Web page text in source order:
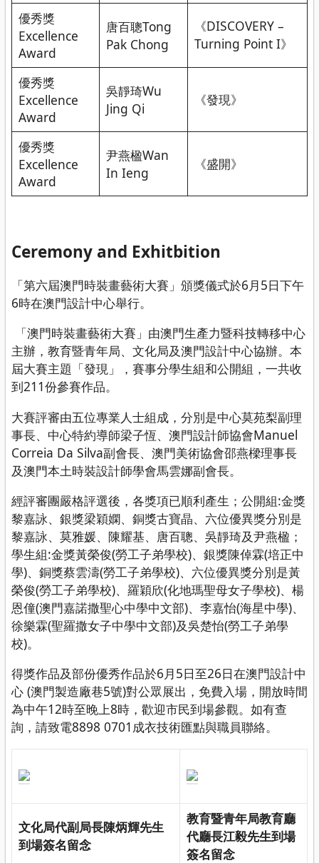
優秀獎
Excellence
Award
唐百聰Tong
Pak Chong
《DISCOVERY –
Turning Point I》
優秀獎
Excellence
Award
吳靜琦Wu
Jing Qi
《發現》
優秀獎
Excellence
Award
尹燕楹Wan
In Ieng
《盛開》
Ceremony and Exhitbition
「第六屆澳門時裝畫藝術大賽」頒獎儀式於6月5日下午
6時在澳門設計中心舉行。
「澳門時裝畫藝術大賽」由澳門生產力暨科技轉移中心
主辦，教育暨青年局、文化局及澳門設計中心協辦。本
屆大賽主題「發現」，賽事分學生組和公開組，一共收
到211份參賽作品。
大賽評審由五位專業人士組成，分別是中心莫苑梨副理
事長、中心特約導師梁子恆、澳門設計師協會Manuel
Correia Da Silva副會長、澳門美術協會邵燕樑理事長
及澳門本土時裝設計師學會馬雲娜副會長。
經評審團嚴格評選後，各獎項已順利產生；公開組:金獎
黎嘉詠、銀獎梁穎嫻、銅獎古寶晶、六位優異獎分別是
黎嘉詠、莫雅媛、陳耀基、唐百聰、吳靜琦及尹燕楹；
學生組:金獎黃榮俊(勞工子弟學校)、銀獎陳倬霖(培正中
學)、銅獎蔡雲濤(勞工子弟學校)、六位優異獎分別是黃
榮俊(勞工子弟學校)、羅穎欣(化地瑪聖母女子學校)、楊
恩僮(澳門嘉諾撒聖心中學中文部)、李嘉怡(海星中學)、
徐樂霖(聖羅撒女子中學中文部)及吳楚怡(勞工子弟學
校)。
得獎作品及部份優秀作品於6月5日至26日在澳門設計中
心 (澳門製造廠巷5號)對公眾展出，免費入場，開放時間
為中午12時至晚上8時，歡迎市民到場參觀。如有查
詢，請致電8898 0701成衣技術匯點與職員聯絡。
文化局代副局長陳炳輝先生
到場簽名留念
教育暨青年局教育廳
代廳長江毅先生到場
簽名留念